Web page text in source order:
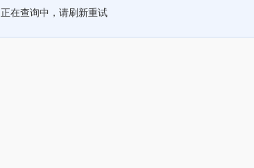
正在查询中，请刷新重试